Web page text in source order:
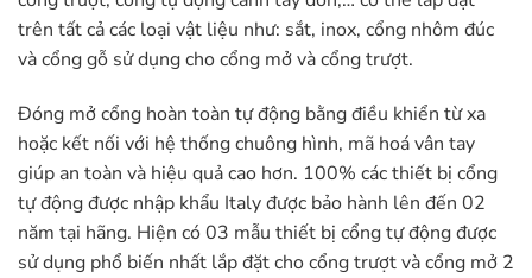
trên tất cả các loại vật liệu như: sắt, inox, cổng nhôm đúc
và cổng gỗ sử dụng cho cổng mở và cổng trượt.
Đóng mở cổng hoàn toàn tự động bằng điều khiển từ xa
hoặc kết nối với hệ thống chuông hình, mã hoá vân tay
giúp an toàn và hiệu quả cao hơn. 100% các thiết bị cổng
tự động được nhập khẩu Italy được bảo hành lên đến 02
năm tại hãng. Hiện có 03 mẫu thiết bị cổng tự động được
sử dụng phổ biến nhất lắp đặt cho cổng trượt và cổng mở 2